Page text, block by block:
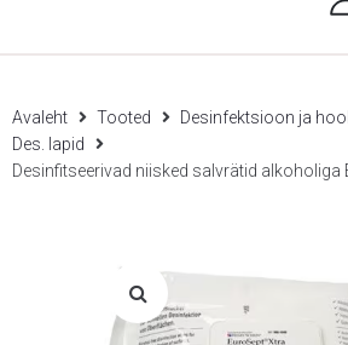
Avaleht Tooted
Desinfektsioon ja
Des. lapid
Desinfitseerivad niisked salvrätid alkoholiga